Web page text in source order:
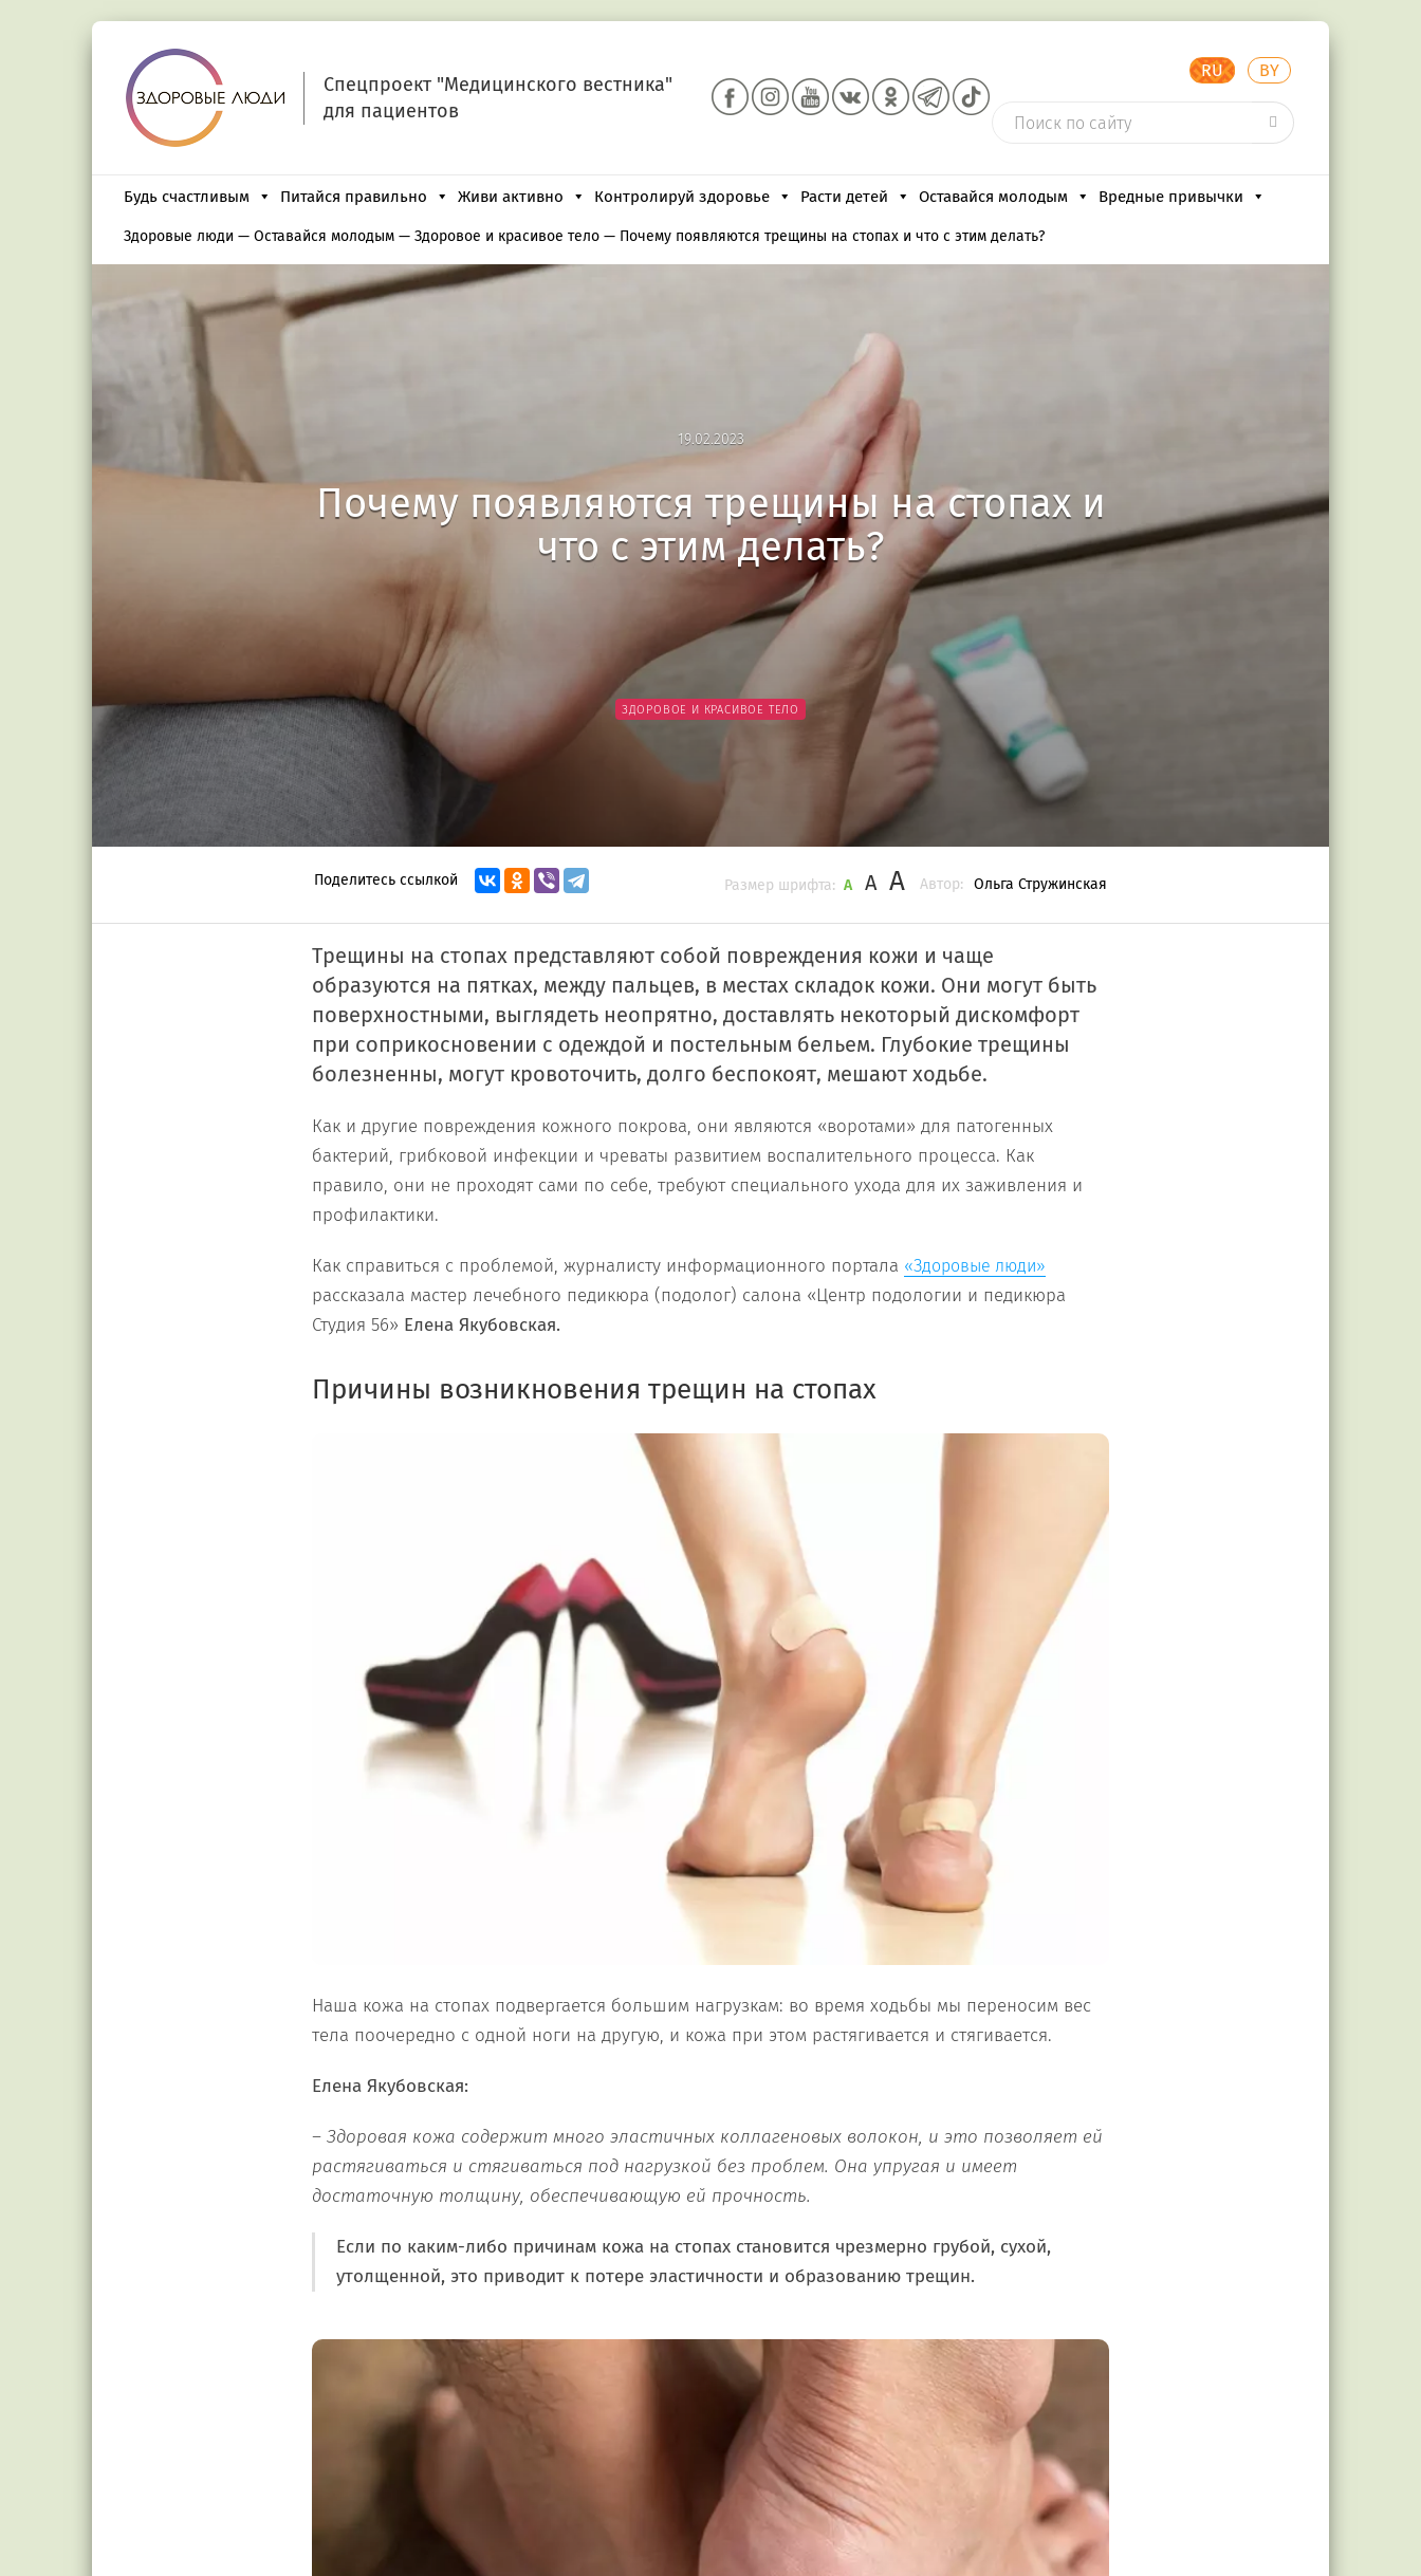
Спецпроект "Медицинского вестника"
для пациентов
RU BY
Будь счастливым Питайся правильно Живи активно Контролируй здоровье Расти детей Оставайся молодым Вредные привычки
Здоровые люди — Оставайся молодым — Здоровое и красивое тело — Почему появляются трещины на стопах и что с этим делать?
19.02.2023
Почему появляются трещины на стопах и
что с этим делать?
ЗДОРОВОЕ И КРАСИВОЕ ТЕЛО
Поделитесь ссылкой Автор: Ольга Стружинская
Размер шрифта: A A A
Трещины на стопах представляют собой повреждения кожи и чаще
образуются на пятках, между пальцев, в местах складок кожи. Они могут быть
поверхностными, выглядеть неопрятно, доставлять некоторый дискомфорт
при соприкосновении с одеждой и постельным бельем. Глубокие трещины
болезненны, могут кровоточить, долго беспокоят, мешают ходьбе.
Как и другие повреждения кожного покрова, они являются «воротами» для патогенных
бактерий, грибковой инфекции и чреваты развитием воспалительного процесса. Как
правило, они не проходят сами по себе, требуют специального ухода для их заживления и
профилактики.
Как справиться с проблемой, журналисту информационного портала «Здоровые люди»
рассказала мастер лечебного педикюра (подолог) салона «Центр подологии и педикюра
Студия 56» Елена Якубовская.
Причины возникновения трещин на стопах
Наша кожа на стопах подвергается большим нагрузкам: во время ходьбы мы переносим вес
тела поочередно с одной ноги на другую, и кожа при этом растягивается и стягивается.
Елена Якубовская:
– Здоровая кожа содержит много эластичных коллагеновых волокон, и это позволяет ей
растягиваться и стягиваться под нагрузкой без проблем. Она упругая и имеет
достаточную толщину, обеспечивающую ей прочность.
Если по каким-либо причинам кожа на стопах становится чрезмерно грубой, сухой,
утолщенной, это приводит к потере эластичности и образованию трещин.